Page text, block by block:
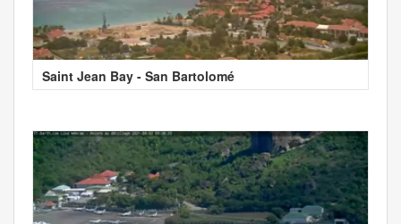
Saint Jean Bay - San Bartolomé